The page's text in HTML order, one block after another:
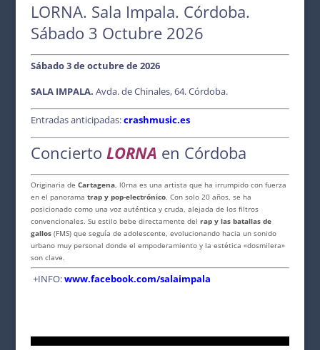
c
e
b
o
o
k
at
s
A
p
p
re
a
d
s
p
y
Li
n
k
ai
l
LORNA. Sala Impala. Córdoba.
Sábado 3 Octubre 2026
Sábado 3 de octubre de 2026
SALA IMPALA. Avda. de Chinales, 64. Córdoba.
Entradas anticipadas:crashmusic.es
Concierto LORNA en Córdoba
Originaria de Cartagena, l0rna es una artista que ha irrumpido con fuerza
en el panorama trap y pop-electrónico. Con solo 20 años, se ha
posicionado como una voz auténtica y cruda, alejada de los filtros
convencionales. Su estilo bebe directamente del rap y las batallas de
gallos(FMS) que seguía de adolescente, evolucionando hacia un sonido
urbano muy personal donde el empoderamiento y la estética «dosmilera»
son clave.
+INFO:www.facebook.com/salaimpala